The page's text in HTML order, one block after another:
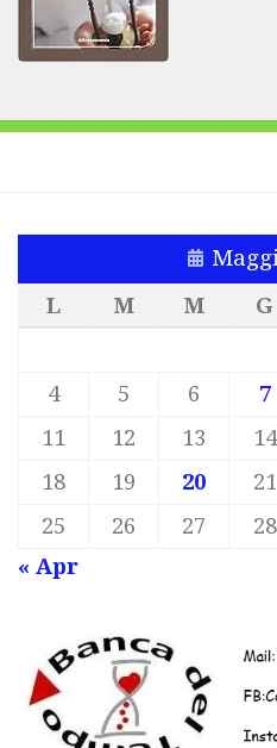
L
M M G
4
5 6 7
11
12 13 14
18
19 20 21
25
26 27 28
« Apr